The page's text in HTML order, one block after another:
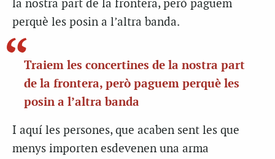
la nostra part de la frontera, però paguem
perquè les posin a l’altra banda.
Traiem les concertines de la nostra part
de la frontera, però paguem perquè les
posin a l’altra banda
I aquí les persones, que acaben sent les que
menys importen esdevenen una arma